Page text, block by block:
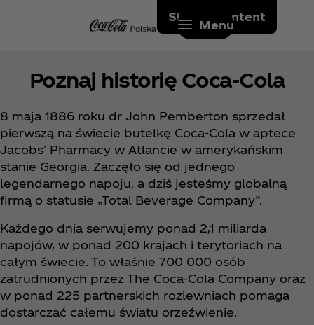
Skip to content
Menu
Poznaj historię Coca‑Cola
8 maja 1886 roku dr John Pemberton sprzedał
pierwszą na świecie butelkę Coca‑Cola w aptece
Jacobs' Pharmacy w Atlancie w amerykańskim
stanie Georgia. Zaczęło się od jednego
legendarnego napoju, a dziś jesteśmy globalną
firmą o statusie „Total Beverage Company”.
Każdego dnia serwujemy ponad 2,1 miliarda
napojów, w ponad 200 krajach i terytoriach na
całym świecie. To właśnie 700 000 osób
zatrudnionych przez The Coca‑Cola Company oraz
w ponad 225 partnerskich rozlewniach pomaga
dostarczać całemu światu orzeźwienie.